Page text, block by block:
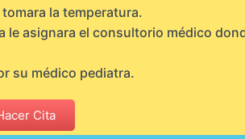
la temperatura.
le asignara el consultorio médico
su médico pediatra.
Cita